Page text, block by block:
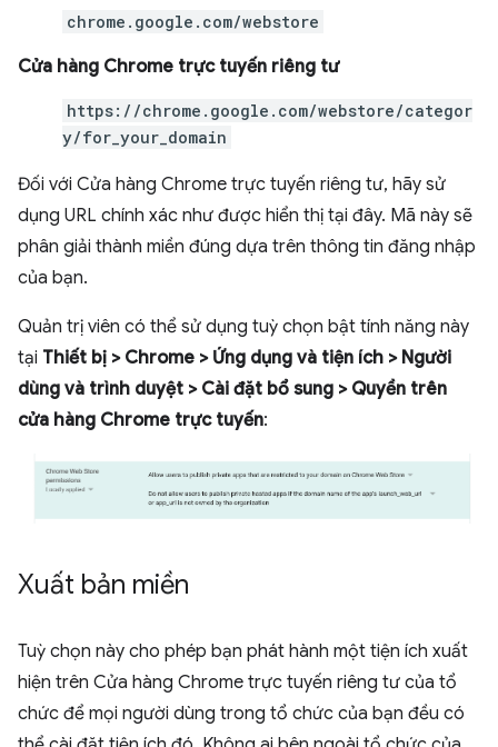
chrome.google.com/webstore
Cửa hàng Chrome trực tuyến riêng tư
https://chrome.google.com/webstore/categor
y/for_your_domain
Đối với Cửa hàng Chrome trực tuyến riêng tư, hãy sử
dụng URL chính xác như được hiển thị tại đây. Mã này sẽ
phân giải thành miền đúng dựa trên thông tin đăng nhập
của bạn.
Quản trị viên có thể sử dụng tuỳ chọn bật tính năng này
tại Thiết bị > Chrome > Ứng dụng và tiện ích > Người
dùng và trình duyệt > Cài đặt bổ sung > Quyền trên
cửa hàng Chrome trực tuyến:
Xuất bản miền
Tuỳ chọn này cho phép bạn phát hành một tiện ích xuất
hiện trên Cửa hàng Chrome trực tuyến riêng tư của tổ
chức để mọi người dùng trong tổ chức của bạn đều có